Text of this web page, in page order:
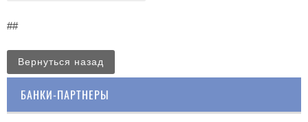
БАНКИ-ПАРТНЕРЫ
##
Вернуться назад